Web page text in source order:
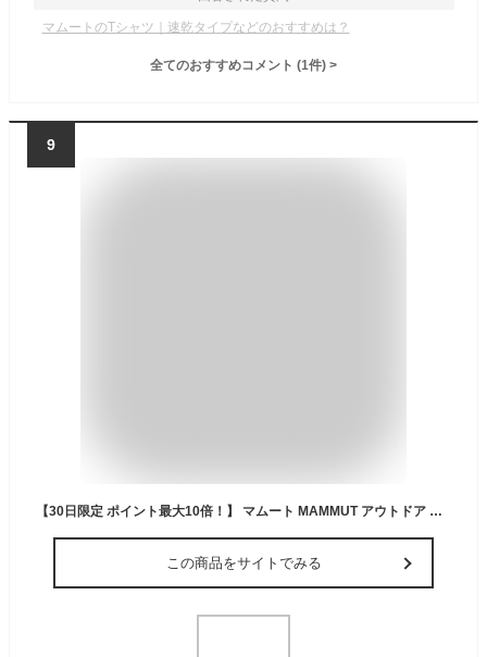
マムートのTシャツ｜速乾タイプなどのおすすめは？
全てのおすすめコメント (1件) >
9
【30日限定 ポイント最大10倍！】 マムート MAMMUT アウトドア QD ロゴ プリント Tシャツ アジアンフィット メンズ 男性 半袖 トップス 速乾 軽量 柔軟 高機能 高品質 お出かけ 旅行 1017-02012 101702012
この商品をサイトでみる